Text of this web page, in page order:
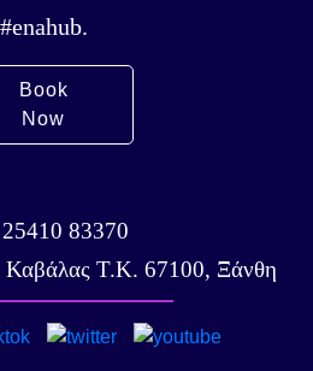
25410 83370
Καβάλας Τ.Κ. 67100, Ξάνθη
#enahub.
Book
Now